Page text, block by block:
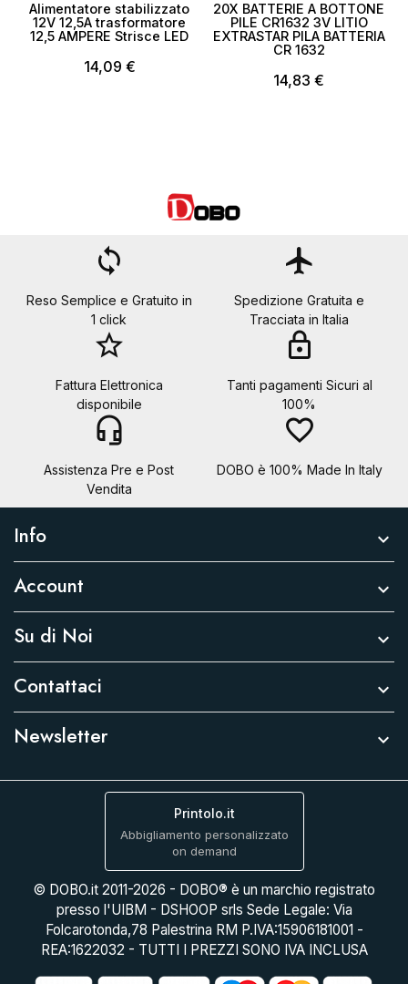
Alimentatore stabilizzato
12V 12,5A trasformatore
12,5 AMPERE Strisce LED
14,09 €
20X BATTERIE A BOTTONE
PILE CR1632 3V LITIO
EXTRASTAR PILA BATTERIA
CR 1632
14,83 €
loop
Reso Semplice e Gratuito in
1 click
flight
Spedizione Gratuita e
Tracciata in Italia
star_border
Fattura Elettronica
disponibile
lock
Tanti pagamenti Sicuri al
100%
headset_mic
Assistenza Pre e Post
Vendita
favorite_border
DOBO è 100% Made In Italy
Info 
Account 
Su di Noi 
Contattaci 
Newsletter 
Printolo.it
Abbigliamento personalizzato
on demand
© DOBO.it 2011-2026 - DOBO® è un marchio registrato
presso l'UIBM - DSHOOP srls Sede Legale: Via
Folcarotonda,78 Palestrina RM P.IVA:15906181001 -
REA:1622032 - TUTTI I PREZZI SONO IVA INCLUSA